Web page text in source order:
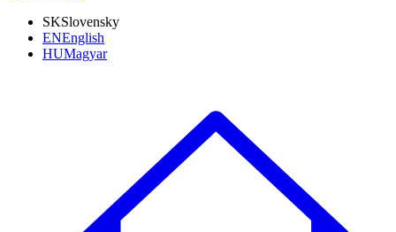
SKSlovensky
ENEnglish
HUMagyar